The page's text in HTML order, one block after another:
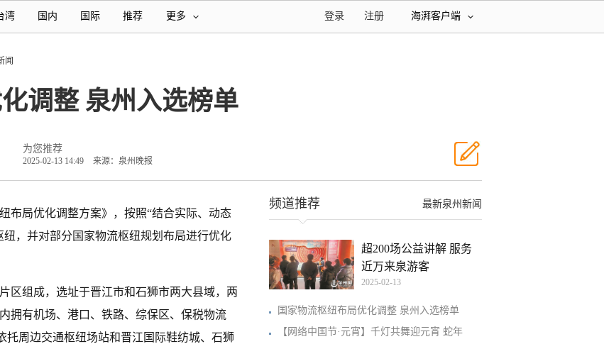
湾 国内 国际 推荐 更多 海湃客户端
注册
登录
闻
调整 泉州入选榜单
为您推荐
2025-02-13 14:49 来源：泉州晚报
布局优化调整方案》，按照“结合实际、动态
，并对部分国家物流枢纽规划布局进行优化
区组成，选址于晋江市和石狮市两大县域，两
拥有机场、港口、铁路、综保区、保税物流
托周边交通枢纽场站和晋江国际鞋纺城、石狮
最新泉州新闻
频道推荐
超200场公益讲解 服务
近万来泉游客
2025-02-13
国家物流枢纽布局优化调整 泉州入选榜单
【网络中国节·元宵】千灯共舞迎元宵 蛇年